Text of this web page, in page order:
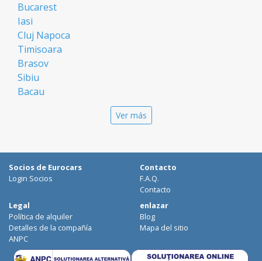
Bucarest
Iasi
Cluj Napoca
Timisoara
Brasov
Sibiu
Bacau
Galati
Suceava
Focsani
Targoviste
Ploiesti
Craiova
Ver más
Socios de Eurocars
Login Socios
Contacto
F.A.Q.
Contacto
Legal
Política de alquiler
Detalles de la compañía
ANPC
enlazar
Blog
Mapa del sitio